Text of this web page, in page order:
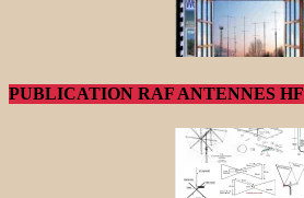
PUBLICATION RAF ANTENNES HF